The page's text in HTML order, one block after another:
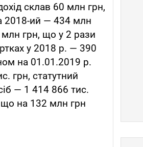
склав 60 млн грн,
2018-ий — 434 млн
грн, що у 2 рази
у 2018 р. — 390
на 01.01.2019 р.
грн, статутний
— 1 414 866 тис.
на 132 млн грн